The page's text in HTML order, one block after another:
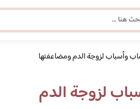
برونزية للفتاة العصرية
ابحث عن أي موضوع يهمك
وأسباب لزوجة الدم ومضاعفتها
لزوجة الدم